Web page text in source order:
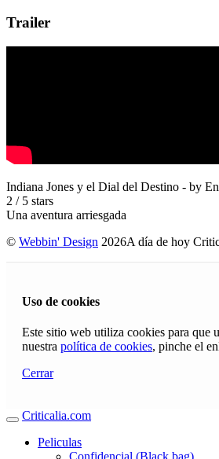
Trailer
Indiana Jones y el Dial del Destino - by
2 / 5 stars
Una aventura arriesgada
© Webbin' Design 2026A día de hoy
Uso de cookies
Este sitio web utiliza cookies para que
nuestra política de cookies, pinche el
Cerrar
Criticalia.com
Peliculas